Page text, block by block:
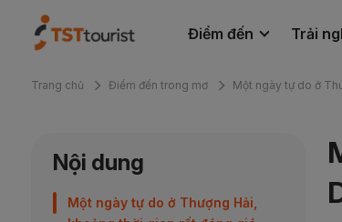
Điểm đến Trải
Trang chủ Điểm đến trong mơ Một ngày tự do ở
Nội dung
Một ngày tự do ở Thượng Hải,